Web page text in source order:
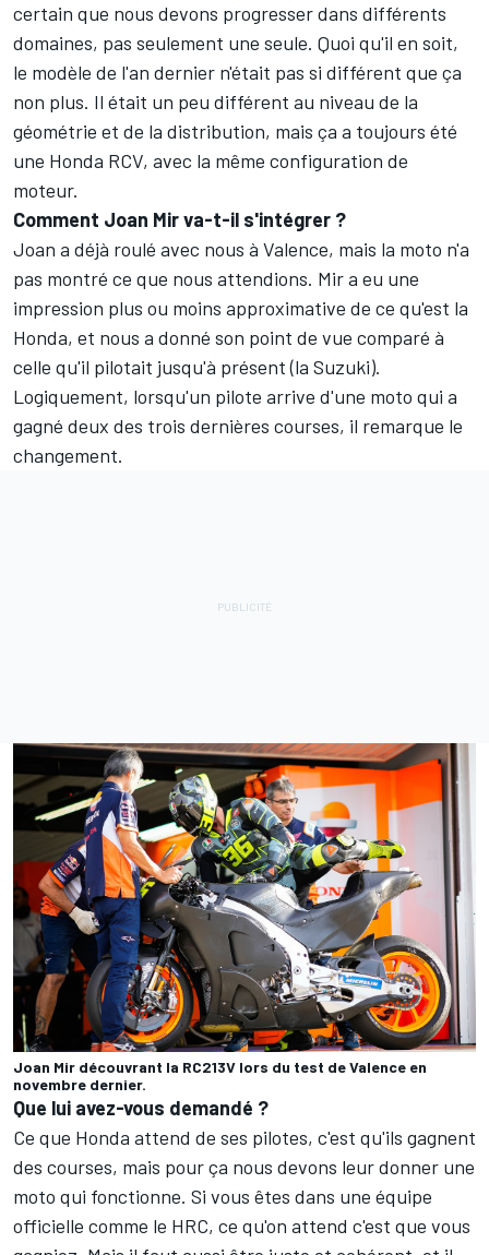
certain que nous devons progresser dans différents
domaines, pas seulement une seule. Quoi qu'il en soit,
le modèle de l'an dernier n'était pas si différent que ça
non plus. Il était un peu différent au niveau de la
géométrie et de la distribution, mais ça a toujours été
une Honda RCV, avec la même configuration de
moteur.
Comment Joan Mir va-t-il s'intégrer ?
Joan a déjà roulé avec nous à Valence, mais la moto n'a
pas montré ce que nous attendions. Mir a eu une
impression plus ou moins approximative de ce qu'est la
Honda, et nous a donné son point de vue comparé à
celle qu'il pilotait jusqu'à présent (la Suzuki).
Logiquement, lorsqu'un pilote arrive d'une moto qui a
gagné deux des trois dernières courses, il remarque le
changement.
Joan Mir découvrant la RC213V lors du test de Valence en
novembre dernier.
Que lui avez-vous demandé ?
Ce que Honda attend de ses pilotes, c'est qu'ils gagnent
des courses, mais pour ça nous devons leur donner une
moto qui fonctionne. Si vous êtes dans une équipe
officielle comme le HRC, ce qu'on attend c'est que vous